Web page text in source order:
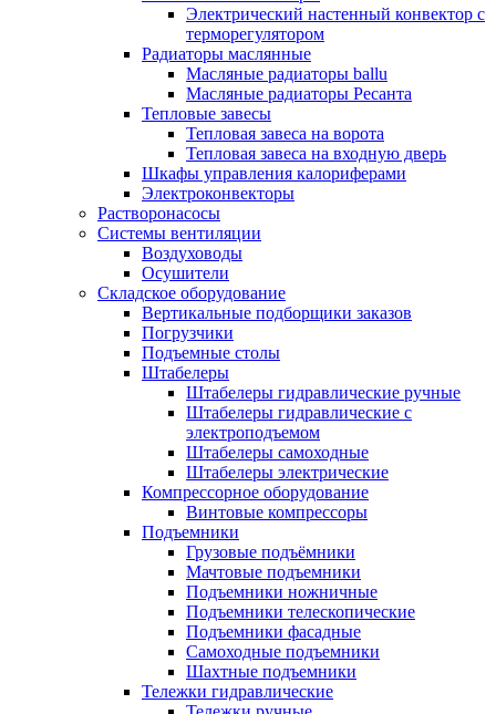
Электрический настенный конвектор с
терморегулятором
Радиаторы маслянные
Масляные радиаторы ballu
Масляные радиаторы Ресанта
Тепловые завесы
Тепловая завеса на ворота
Тепловая завеса на входную дверь
Шкафы управления калориферами
Электроконвекторы
Растворонасосы
Системы вентиляции
Воздуховоды
Осушители
Складское оборудование
Вертикальные подборщики заказов
Погрузчики
Подъемные столы
Штабелеры
Штабелеры гидравлические ручные
Штабелеры гидравлические с
электроподъемом
Штабелеры самоходные
Штабелеры электрические
Компрессорное оборудование
Винтовые компрессоры
Подъемники
Грузовые подъёмники
Мачтовые подъемники
Подъемники ножничные
Подъемники телескопические
Подъемники фасадные
Самоходные подъемники
Шахтные подъемники
Тележки гидравлические